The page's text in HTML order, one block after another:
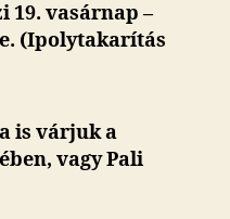
19. vasárnap –
(Ipolytakarítás
is várjuk a
vagy Pali